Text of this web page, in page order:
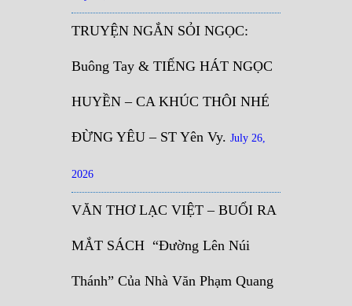
TRUYỆN NGẮN SỎI NGỌC:
Buông Tay & TIẾNG HÁT NGỌC
HUYỀN – CA KHÚC THÔI NHÉ
ĐỪNG YÊU – ST Yên Vy. July 26,
2026
VĂN THƠ LẠC VIỆT – BUỔI RA
MẮT SÁCH “Đường Lên Núi
Thánh” Của Nhà Văn Phạm Quang